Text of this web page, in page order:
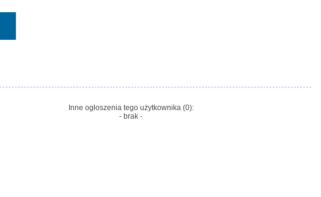
Inne ogłoszenia tego użytkownika (0):
- brak -